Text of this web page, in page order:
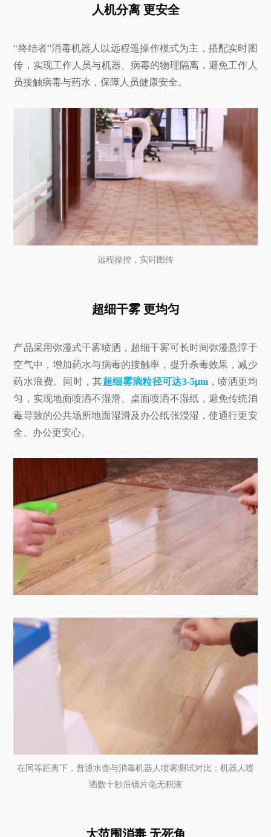
人机分离 更安全
“终结者”消毒机器人以远程遥操作模式为主，搭配实时图
传，实现工作人员与机器、病毒的物理隔离，避免工作人
员接触病毒与药水，保障人员健康安全。
远程操控，实时图传
超细干雾 更均匀
产品采用弥漫式干雾喷洒，超细干雾可长时间弥漫悬浮于
空气中，增加药水与病毒的接触率，提升杀毒效果，减少
药水浪费。同时，其超细雾滴粒径可达3-5μm，喷洒更均
匀，实现地面喷洒不湿滑、桌面喷洒不湿纸，避免传统消
毒导致的公共场所地面湿滑及办公纸张浸湿，使通行更安
全、办公更安心。
在同等距离下，普通水壶与消毒机器人喷雾测试对比：机器人喷
洒数十秒后镜片毫无积液
大范围消毒 无死角